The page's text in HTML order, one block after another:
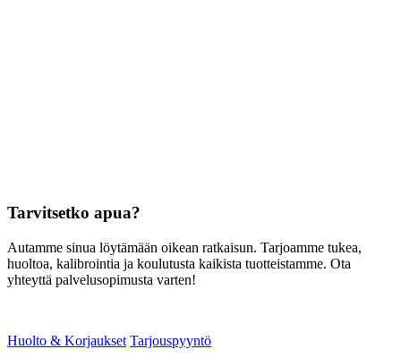
Tarvitsetko apua?
Autamme sinua löytämään oikean ratkaisun. Tarjoamme tukea,
huoltoa, kalibrointia ja koulutusta kaikista tuotteistamme. Ota
yhteyttä palvelusopimusta varten!
Huolto & Korjaukset Tarjouspyyntö